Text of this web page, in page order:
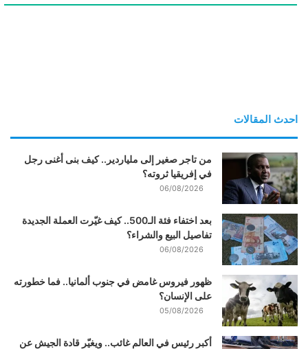
احدث المقالات
من تاجر صغير إلى ملياردير.. كيف بنى أغنى رجل
في إفريقيا ثروته؟
06/08/2026
بعد اختفاء فئة الـ500.. كيف غيّرت العملة الجديدة
تفاصيل البيع والشراء؟
06/08/2026
ظهور فيروس غامض في جنوب ألمانيا.. فما خطورته
على الإنسان؟
05/08/2026
أكبر رئيس في العالم غائب.. ويغيّر قادة الجيش عن